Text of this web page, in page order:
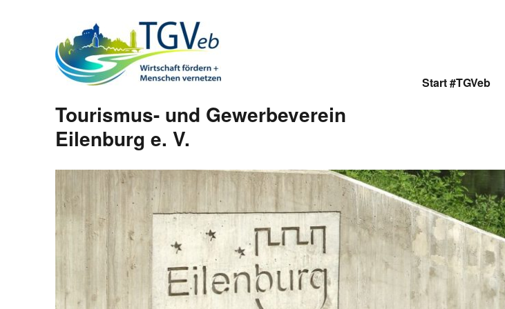
Tourismus- und Gewerbeverein
Eilenburg e. V.
Start #TGVeb